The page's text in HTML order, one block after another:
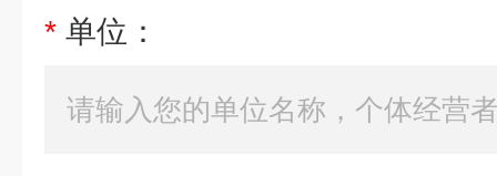
* 单位：